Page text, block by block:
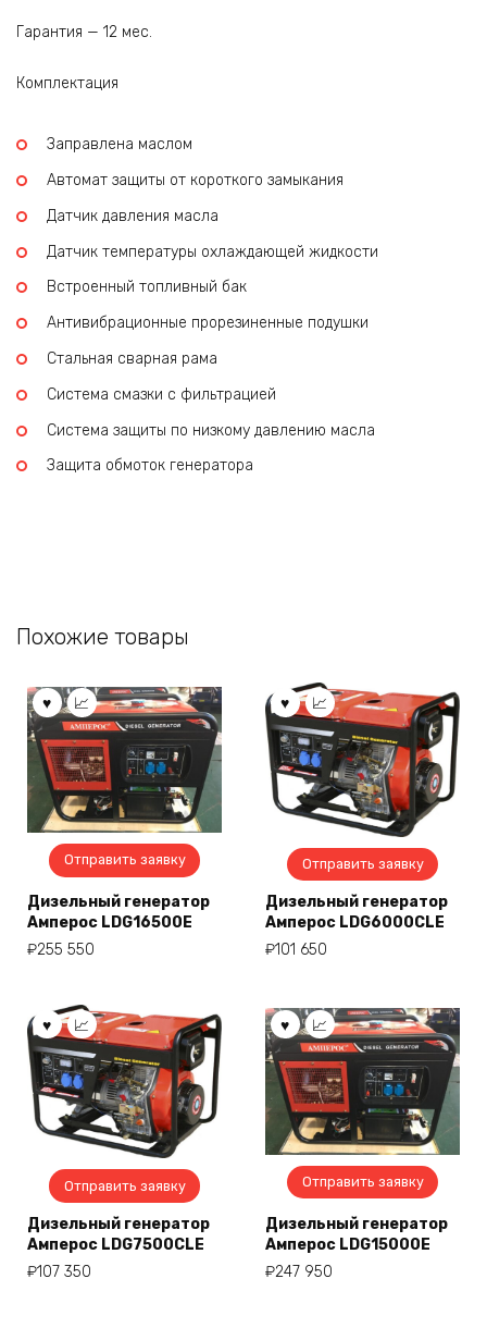
Гарантия — 12 мес.
Комплектация
Заправлена маслом
Автомат защиты от короткого замыкания
Датчик давления масла
Датчик температуры охлаждающей жидкости
Встроенный топливный бак
Антивибрационные прорезиненные подушки
Стальная сварная рама
Система смазки с фильтрацией
Система защиты по низкому давлению масла
Защита обмоток генератора
Похожие товары
Отправить заявку
Дизельный генератор
Амперос LDG16500E
₽255 550
Отправить заявку
Дизельный генератор
Амперос LDG6000СLE
₽101 650
Отправить заявку
Дизельный генератор
Амперос LDG7500СLE
₽107 350
Отправить заявку
Дизельный генератор
Амперос LDG15000E
₽247 950